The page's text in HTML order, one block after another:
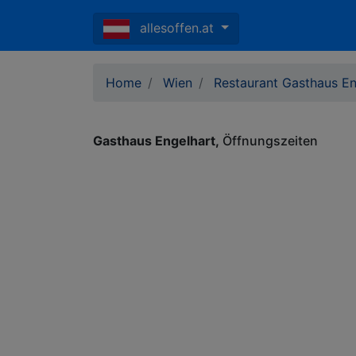
allesoffen.at
Home Wien Restaurant Gasthaus
Gasthaus Engelhart Öffnungszeiten